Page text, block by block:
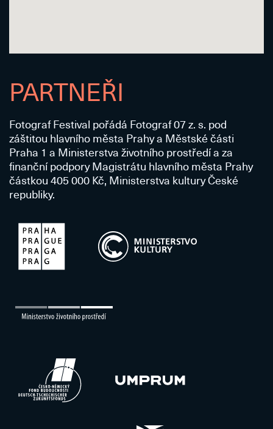
PARTNEŘI
Fotograf Festival pořádá Fotograf 07 z. s. pod
záštitou hlavního města Prahy a Městské části
Praha 1 a Ministerstva životního prostředí a za
finanční podpory Magistrátu hlavního města Prahy
částkou 405 000 Kč, Ministerstva kultury České
republiky.